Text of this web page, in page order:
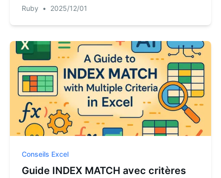
de données complexes plus rapidement et
intuitivement, sans mémoriser une seule
Ruby • 2025/12/01
Conseils Excel
Guide INDEX MATCH avec critères